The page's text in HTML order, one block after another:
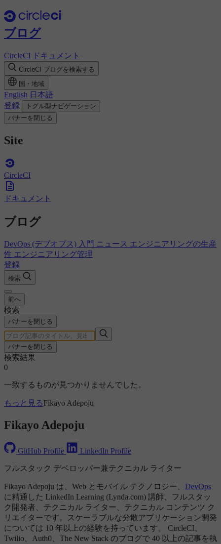
ブログ
CircleCI ドキュメント
CircleCI ブログを検索する
国・地域
English 日本語
登録
トグル型ナビゲーション
バナーを閉じる
Site
CircleCI
ドキュメント
ブログ
DevOps (デブオプス) 入門 ニュース エンジニアリングの生産
性 エンジニアリング管理
登録
検索
前へ
検索
バナーを閉じる
バナーを閉じる
検索結果
0
一致するものが見つかりませんでした。
もっと見るFikayo Adepoju
Fikayo Adepoju
GitHub Profile LinkedIn Profile
フルスタック デベロッパー兼テクニカル ライター
Fikayo Adepoju は、Web とモバイル テクノロジー、 DevOps
に精通した LinkedIn Learning (Lynda.com) 講師、フルスタッ
ク開発者、テクニカル ライター、テクニカル コンテンツ ク
リエイターです。スケーラブルな分散アプリケーション開発
については 10 年以上の経験を持っています。 CircleCI、
Twilio、Auth0、The New Stack のブログで 40 以上の記事を執